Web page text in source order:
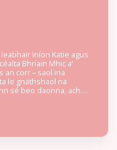
Iníon Katie agus
an corr – saol ina
le gnáthshaol na
sé beo daonna, ach
a mbeatha. Léirítear
seo: tá an greann ann
agus an
Tugann Mac